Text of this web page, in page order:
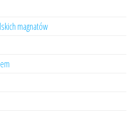
magnatów